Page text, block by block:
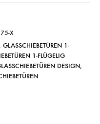
X
GLASSCHIEBETÜREN 1-
1-FLÜGELIG
DESIGN,